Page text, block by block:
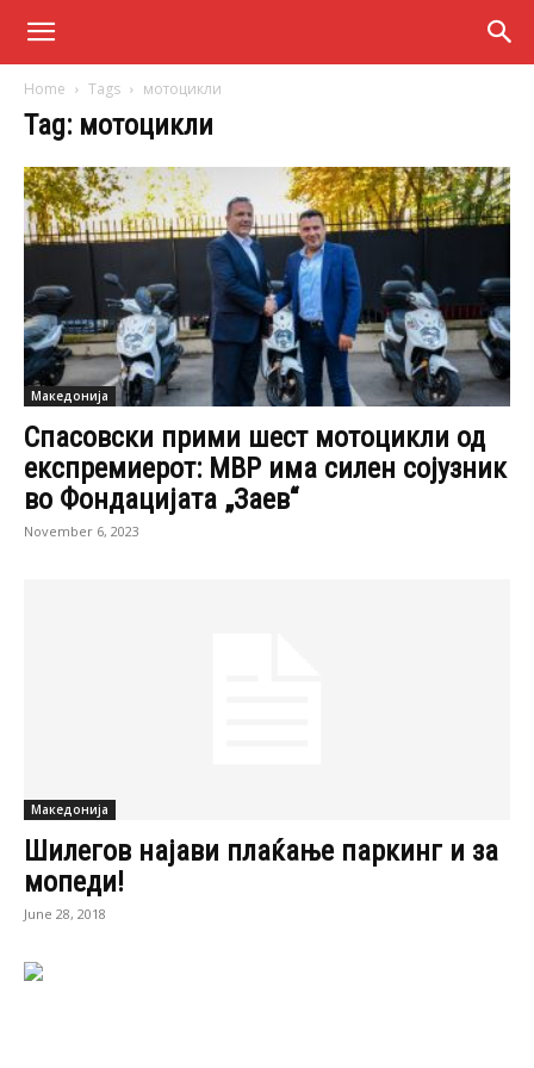
Home Tags мотоцикли
Tag: мотоцикли
Македонија
Спасовски прими шест мотоцикли од
експремиерот: МВР има силен сојузник
во Фондацијата „Заев“
November 6, 2023
Македонија
Шилегов најави плаќање паркинг и за
мопеди!
June 28, 2018